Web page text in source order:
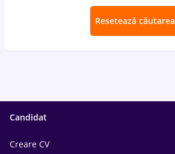
Resetează căutarea
Candidat
Creare CV